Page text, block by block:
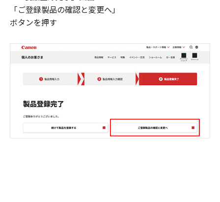
「ご登録製品の確認と変更へ」
ボタンを押す